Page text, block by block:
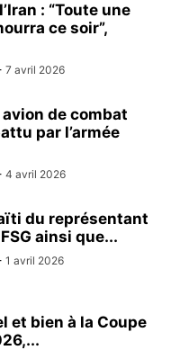
: “Toute une
ce soir”,
7 avril 2026
de combat
par l’armée
4 avril 2026
du représentant
ainsi que...
1 avril 2026
et bien à la Coupe